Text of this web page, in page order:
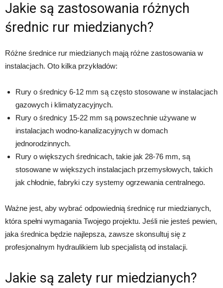
Jakie są zastosowania różnych
średnic rur miedzianych?
Różne średnice rur miedzianych mają różne zastosowania w
instalacjach. Oto kilka przykładów:
Rury o średnicy 6-12 mm są często stosowane w instalacjach
gazowych i klimatyzacyjnych.
Rury o średnicy 15-22 mm są powszechnie używane w
instalacjach wodno-kanalizacyjnych w domach
jednorodzinnych.
Rury o większych średnicach, takie jak 28-76 mm, są
stosowane w większych instalacjach przemysłowych, takich
jak chłodnie, fabryki czy systemy ogrzewania centralnego.
Ważne jest, aby wybrać odpowiednią średnicę rur miedzianych,
która spełni wymagania Twojego projektu. Jeśli nie jesteś pewien,
jaka średnica będzie najlepsza, zawsze skonsultuj się z
profesjonalnym hydraulikiem lub specjalistą od instalacji.
Jakie są zalety rur miedzianych?